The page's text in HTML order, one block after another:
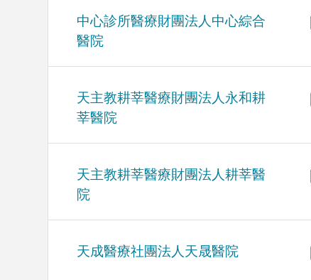
中心診所醫療財團法人中心綜合
醫院
天主教耕莘醫療財團法人永和耕
莘醫院
天主教耕莘醫療財團法人耕莘醫
院
天成醫療社團法人天晟醫院